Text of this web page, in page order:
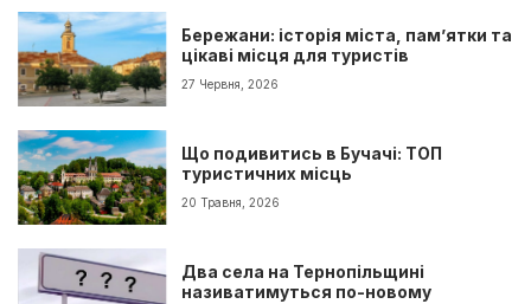
Бережани: історія міста, пам’ятки та
цікаві місця для туристів
27 Червня, 2026
Що подивитись в Бучачі: ТОП
туристичних місць
20 Травня, 2026
Два села на Тернопільщині
називатимуться по-новому